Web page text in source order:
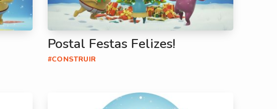
Postal Festas Felizes!
#CONSTRUIR